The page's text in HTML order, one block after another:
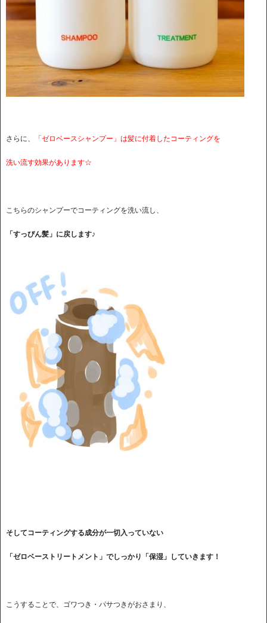
さらに、 「ゼロベースシャンプー」は髪に付着したコーティングを
洗い流す効果があります☆
こちらのシャンプーでコーティングを洗い流し、
「すっぴん髪」に戻します♪
そしてコーティングする成分が一切入っていない
「ゼロベーストリートメント」でしっかり「保湿」していきます！
こうすることで、ゴワつき・パサつきがおさまり、